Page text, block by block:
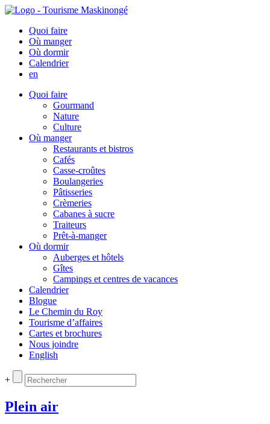
Quoi faire
Où manger
Où dormir
Calendrier
en
Quoi faire
Gourmand
Nature
Culture
Où manger
Restaurants et bistros
Cafés
Casse-croûtes
Boulangeries
Pâtisseries
Crèmeries
Cabanes à sucre
Traiteurs
Prêt-à-manger
Où dormir
Auberges et hôtels
Gîtes
Campings et centres de vacances
Calendrier
Blogue
Le Chemin du Roy
Tourisme d’affaires
Cartes et brochures
Nous joindre
English
+
Plein air